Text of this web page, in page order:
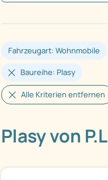
Fahrzeugart: Wohnmobile
Baureihe: Plasy
Alle Kriterien entfernen
Plasy von